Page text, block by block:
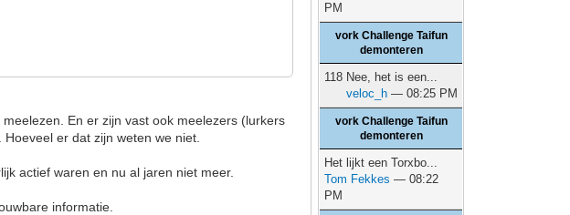
En er zijn vast ook meelezers (lurkers
er dat zijn weten we niet.
actief waren en nu al jaren niet meer.
informatie.
PM
vork Challenge Taifun
demonteren
118 Nee, het is een...
veloc_h — 08:25 PM
vork Challenge Taifun
demonteren
Het lijkt een Torxbo...
Tom Fekkes — 08:22
PM